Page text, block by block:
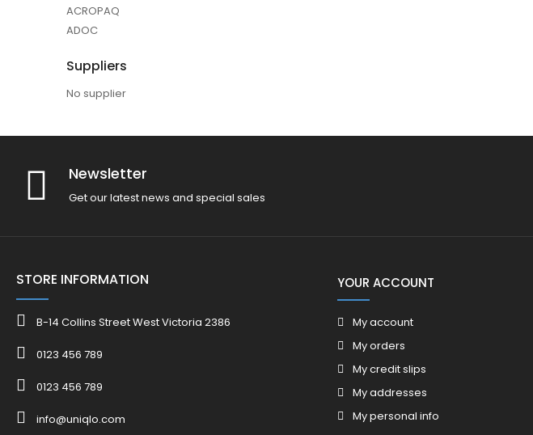
ACROPAQ
ADOC
Suppliers
No supplier
Newsletter
Get our latest news and special sales
STORE INFORMATION
B-14 Collins Street West Victoria 2386
0123 456 789
0123 456 789
info@uniqlo.com
YOUR ACCOUNT
My account
My orders
My credit slips
My addresses
My personal info